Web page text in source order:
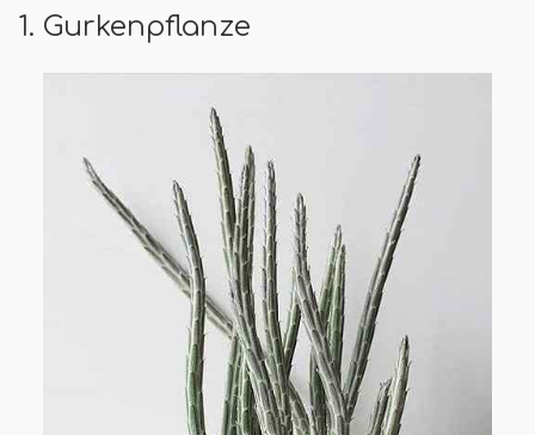
1. Gurkenpflanze